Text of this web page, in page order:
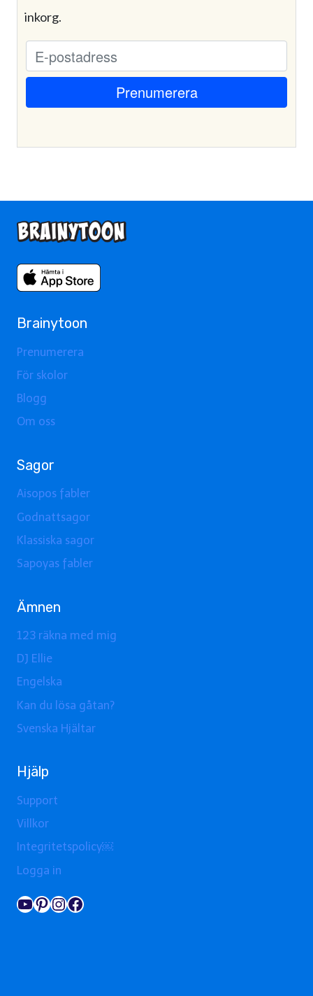
inkorg.
Brainytoon
Prenumerera
För skolor
Blogg
Om oss
Sagor
Aisopos fabler
Godnattsagor
Klassiska sagor
Sapoyas fabler
Ämnen
123 räkna med mig
DJ Ellie
Engelska
Kan du lösa gåtan?
Svenska Hjältar
Hjälp
Support
Villkor
Integritetspolicy￼
Logga in
YouTube
Pinterest
Instagram
Facebook